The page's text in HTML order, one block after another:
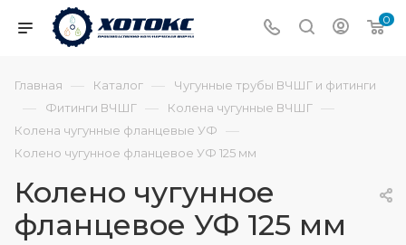
0
Главная — Каталог — Чугунные трубы ВЧШГ и фитинги
— Фитинги ВЧШГ — Колена чугунные ВЧШГ —
Колена чугунные фланцевые УФ —
Колено чугунное фланцевое УФ 125 мм
Колено чугунное
фланцевое УФ 125 мм